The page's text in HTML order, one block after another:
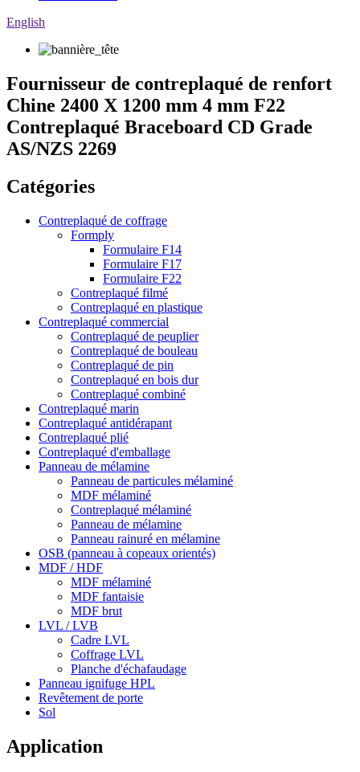
English
Fournisseur de contreplaqué de renfort
Chine 2400 X 1200 mm 4 mm F22
Contreplaqué Braceboard CD Grade
AS/NZS 2269
Catégories
Contreplaqué de coffrage
Formply
Formulaire F14
Formulaire F17
Formulaire F22
Contreplaqué filmé
Contreplaqué en plastique
Contreplaqué commercial
Contreplaqué de peuplier
Contreplaqué de bouleau
Contreplaqué de pin
Contreplaqué en bois dur
Contreplaqué combiné
Contreplaqué marin
Contreplaqué antidérapant
Contreplaqué plié
Contreplaqué d'emballage
Panneau de mélamine
Panneau de particules mélaminé
MDF mélaminé
Contreplaqué mélaminé
Panneau de mélamine
Panneau rainuré en mélamine
OSB (panneau à copeaux orientés)
MDF / HDF
MDF mélaminé
MDF fantaisie
MDF brut
LVL / LVB
Cadre LVL
Coffrage LVL
Planche d'échafaudage
Panneau ignifuge HPL
Revêtement de porte
Sol
Application